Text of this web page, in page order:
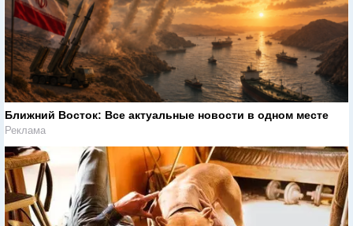
Ближний Восток: Все актуальные новости в одном месте
Реклама